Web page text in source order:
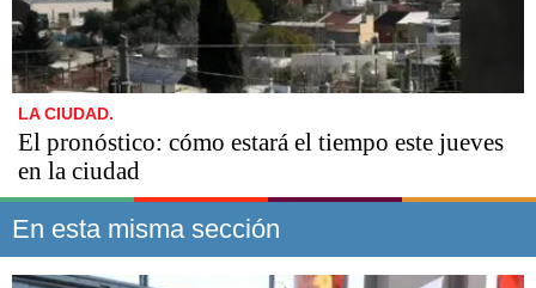
LA CIUDAD.
El pronóstico: cómo estará el tiempo este jueves
en la ciudad
En esta misma sección